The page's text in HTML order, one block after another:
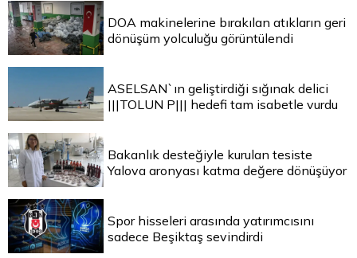
DOA makinelerine bırakılan atıkların geri
dönüşüm yolculuğu görüntülendi
ASELSAN`ın geliştirdiği sığınak delici
|||TOLUN P||| hedefi tam isabetle vurdu
Bakanlık desteğiyle kurulan tesiste
Yalova aronyası katma değere dönüşüyor
Spor hisseleri arasında yatırımcısını
sadece Beşiktaş sevindirdi